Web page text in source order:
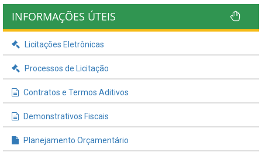
INFORMAÇÕES ÚTEIS
Licitações Eletrônicas
Processos de Licitação
Contratos e Termos Aditivos
Demonstrativos Fiscais
Planejamento Orçamentário